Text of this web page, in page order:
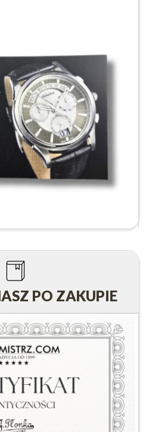
PO ZAKUPIE